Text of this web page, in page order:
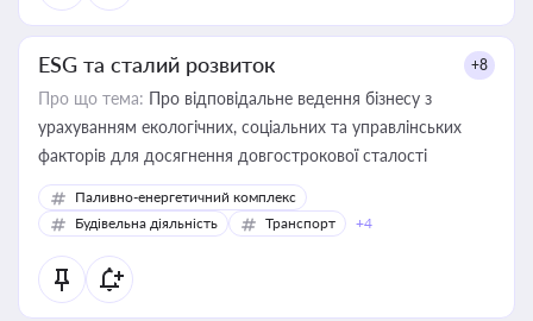
ESG та сталий розвиток +8
Про що тема: Про відповідальне ведення бізнесу з
урахуванням екологічних, соціальних та управлінських
факторів для досягнення довгострокової сталості
Паливно-енергетичний комплекс
Будівельна діяльність
Транспорт +4